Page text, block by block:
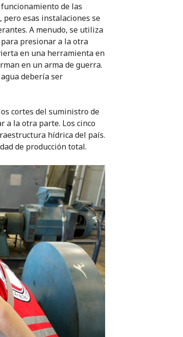
de las
pero esas instalaciones se
A menudo, se utiliza
presionar a la otra
en una herramienta en
en un arma de guerra.
debería ser
cortes del suministro de
a la otra parte. Los cinco
hídrica del país.
de producción total.